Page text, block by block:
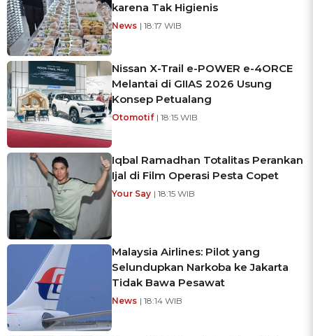
karena Tak Higienis
News | 18:17 WIB
Nissan X-Trail e-POWER e-4ORCE
Melantai di GIIAS 2026 Usung
Konsep Petualang
Otomotif | 18:15 WIB
Iqbal Ramadhan Totalitas Perankan
Ijal di Film Operasi Pesta Copet
Your Say | 18:15 WIB
Malaysia Airlines: Pilot yang
Selundupkan Narkoba ke Jakarta
Tidak Bawa Pesawat
News | 18:14 WIB